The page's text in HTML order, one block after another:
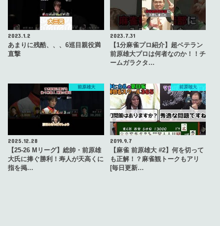
2023.1.2
あまりに残酷、、、6巡目親役満
直撃
2023.7.31
【1分麻雀プロ紹介】超ベテラン
前原雄大プロは何者なのか！！チ
ームガラクタ…
前原雄大
2025.12.28
【25-26 Mリーグ】総帥・前原雄
大氏に捧ぐ勝利！寿人が天高くに
指を掲…
前原雄大
2019.9.7
【麻雀 前原雄大 #2】何を切って
も正解！？麻雀観トークもアリ
[毎日更新…